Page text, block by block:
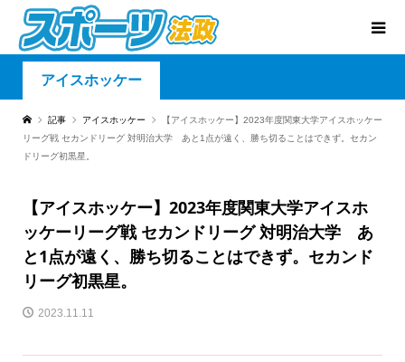
アイスホッケー
記事 アイスホッケー
【アイスホッケー】2023年度関東大学アイスホッケー
リーグ戦 セカンドリーグ 対明治大学 あと1点が遠く、勝ち切ることはできず。セカン
ドリーグ初黒星。
【アイスホッケー】2023年度関東大学アイスホ
ッケーリーグ戦 セカンドリーグ 対明治大学 あ
と1点が遠く、勝ち切ることはできず。セカンド
リーグ初黒星。
2023.11.11